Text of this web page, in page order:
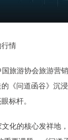
情
旅游协会旅游营
《问道函谷》沉
标杆。
化的核心发祥地